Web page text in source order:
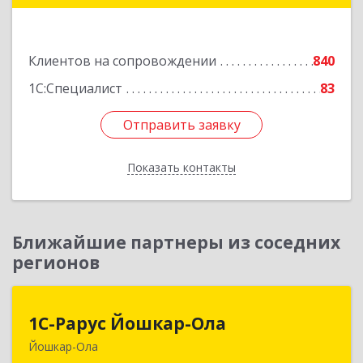
Клиентов на сопровождении
840
1С:Специалист
83
Отправить заявку
Показать контакты
Отправить заявку
Назад
Ближайшие партнеры из соседних
регионов
1С-Рарус Йошкар-Ола
Йошкар-Ола
424004, Марий Эл Респ, Йошкар-Ола г, Волкова